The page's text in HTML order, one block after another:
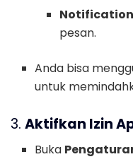
pesan.
Anda bisa
untuk
3. Aktifkan Izin
Buka